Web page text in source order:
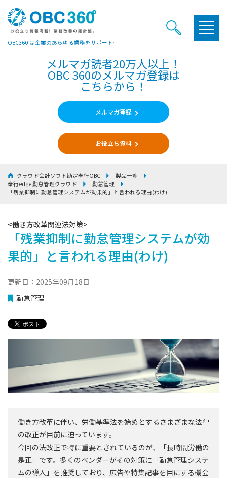
OBC360°は企業のあらゆる業務をサポートするヒントやお役立ち情報をご提供しています
メルマガ読者20万人以上！
OBC 360のメルマガ登録は
こちらから！
メルマガ登録
お役立ち資料
クラウド会計ソフト勘定奉行OBC
製品一覧
奉行edge 勤怠管理クラウド
勤怠管理
「残業抑制に勤怠管理システムが効果的」と言われる理由(わけ)
<働き方改革関連法対策>
「残業抑制に勤怠管理システムが効
果的」と言われる理由(わけ)
更新日：2025年09月18日
勤怠管理
働き方改革に伴い、労働基準法を始めとするさまざまな法律
の改正が目前に迫っています。
今回の法改正で特に重要とされているのが、「長時間労働の
是正」です。多くのベンダーがその対策に「勤怠管理システ
ムの導入」を推奨しており、広告や特集記事を目にする機会